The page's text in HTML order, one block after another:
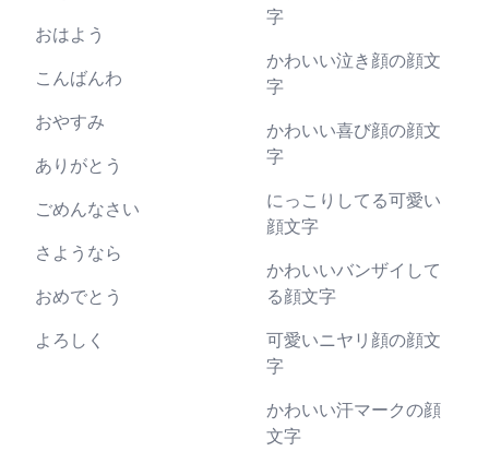
おはよう
こんばんわ
おやすみ
ありがとう
ごめんなさい
さようなら
おめでとう
よろしく
字
かわいい泣き顔の顔文
字
かわいい喜び顔の顔文
字
にっこりしてる可愛い
顔文字
かわいいバンザイして
る顔文字
可愛いニヤリ顔の顔文
字
かわいい汗マークの顔
文字